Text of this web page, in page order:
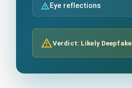
Eye reflections
Verdict: Likely Deepfake